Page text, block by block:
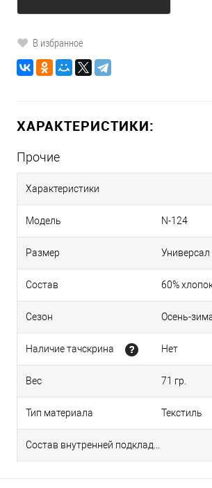
В избранное
ХАРАКТЕРИСТИКИ:
Прочие
Характеристики
Модель N-124
Размер Универсал
Состав 60%
Сезон Осень-
Наличие тачскрина Нет
Вес 71 гр.
Тип материала Текстиль